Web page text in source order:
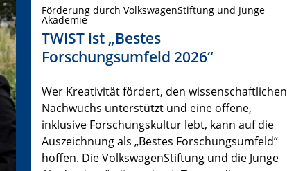
Förderung durch VolkswagenStiftung und Junge
Akademie
TWIST ist „Bestes
Forschungsumfeld 2026“
Wer Kreativität fördert, den wissenschaftlichen
Nachwuchs unterstützt und eine offene,
inklusive Forschungskultur lebt, kann auf die
Auszeichnung als „Bestes Forschungsumfeld“
hoffen. Die VolkswagenStiftung und die Junge